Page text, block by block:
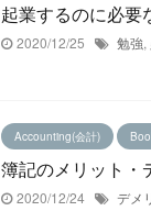
起業するのに必要
2020/12/25 勉強,
Accounting(会計)
簿記のメリット・
2020/12/24 デメ